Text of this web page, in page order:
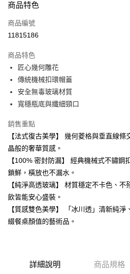
全家取貨（下單付款）後，現貨商品將
每筆NT$75，滿NT$1,199(含以上)免運費
7-11取貨（下單付款）後，現貨商品將
（不含訂購當天與例假日）
每筆NT$75，滿NT$1,199(含以上)免運費
每筆NT$85，滿NT$1,299(含以上)免運費
海外中華郵政配送
商品特色
商品編號
11815186
商品特色
匠心幾何雕花
傳統機械扣環帽蓋
安全無毒玻璃材質
寬穩瓶底與纖細頸口
銷售重點
【法式復古美學】 幾何菱格與垂直線
晶般的奢華質感。
【100% 密封防漏】 經典機械式不鏽鋼
鎖鮮，橫放也不漏水。
【純淨高透玻璃】 材質穩定不卡色、
飲皆能安心盛裝。
【質感雙色美學】 「冰川透」清新純
綴餐桌顏值的藝術品。
詳細說明 商品規格